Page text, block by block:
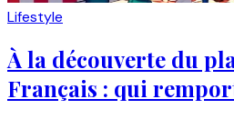
Lifestyle
À la découverte du
Français : qui